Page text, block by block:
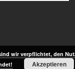
wir verpflichtet, den
Akzeptieren